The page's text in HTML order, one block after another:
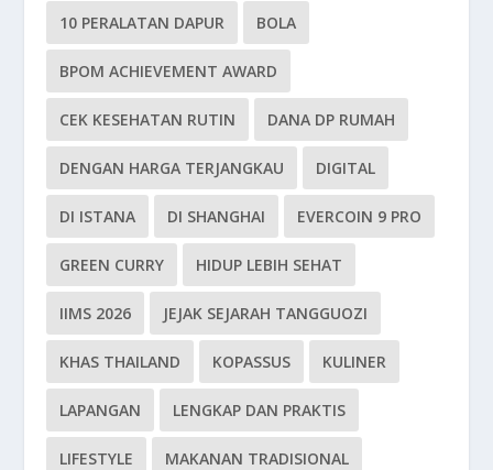
10 PERALATAN DAPUR BOLA
BPOM ACHIEVEMENT AWARD
CEK KESEHATAN RUTIN DANA DP RUMAH
DENGAN HARGA TERJANGKAU DIGITAL
DI ISTANA DI SHANGHAI EVERCOIN 9 PRO
GREEN CURRY HIDUP LEBIH SEHAT
IIMS 2026 JEJAK SEJARAH TANGGUOZI
KHAS THAILAND KOPASSUS KULINER
LAPANGAN LENGKAP DAN PRAKTIS
LIFESTYLE MAKANAN TRADISIONAL